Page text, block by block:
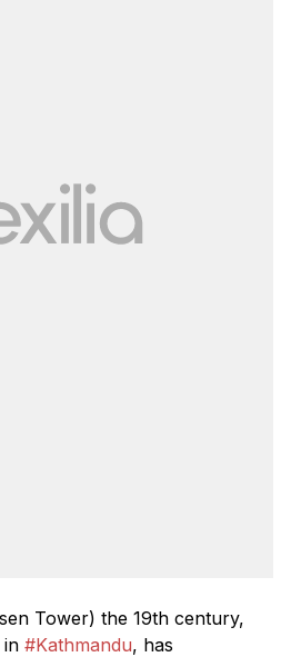
Tower) the 19th century,
#Kathmandu, has